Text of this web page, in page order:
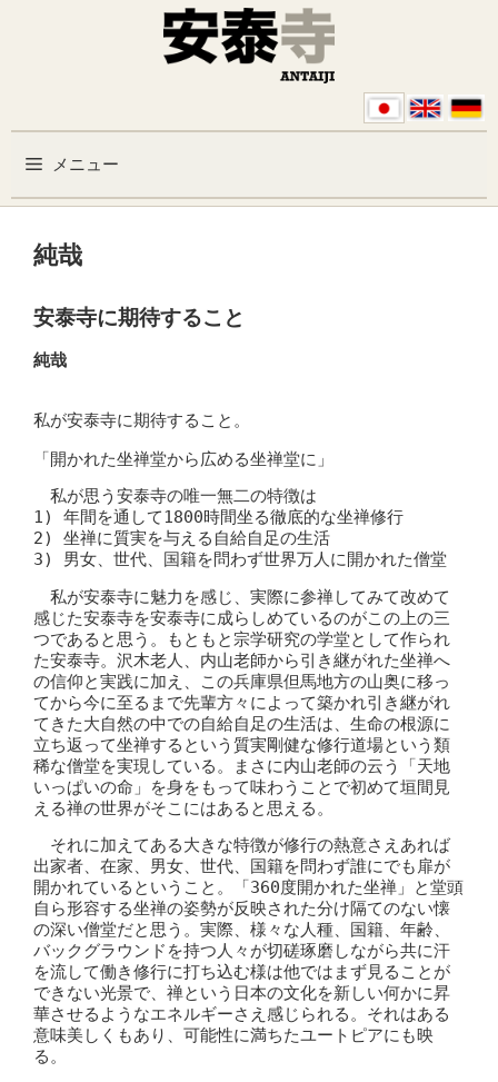
コンテンツへスキップ
メニュー
純哉
安泰寺に期待すること
純哉
私が安泰寺に期待すること。
「開かれた坐禅堂から広める坐禅堂に」
私が思う安泰寺の唯一無二の特徴は
1) 年間を通して1800時間坐る徹底的な坐禅修行
2) 坐禅に質実を与える自給自足の生活
3) 男女、世代、国籍を問わず世界万人に開かれた僧堂
私が安泰寺に魅力を感じ、実際に参禅してみて改めて
感じた安泰寺を安泰寺に成らしめているのがこの上の三
つであると思う。もともと宗学研究の学堂として作られ
た安泰寺。沢木老人、内山老師から引き継がれた坐禅へ
の信仰と実践に加え、この兵庫県但馬地方の山奥に移っ
てから今に至るまで先輩方々によって築かれ引き継がれ
てきた大自然の中での自給自足の生活は、生命の根源に
立ち返って坐禅するという質実剛健な修行道場という類
稀な僧堂を実現している。まさに内山老師の云う「天地
いっぱいの命」を身をもって味わうことで初めて垣間見
える禅の世界がそこにはあると思える。
それに加えてある大きな特徴が修行の熱意さえあれば
出家者、在家、男女、世代、国籍を問わず誰にでも扉が
開かれているということ。「360度開かれた坐禅」と堂頭
自ら形容する坐禅の姿勢が反映された分け隔てのない懐
の深い僧堂だと思う。実際、様々な人種、国籍、年齢、
バックグラウンドを持つ人々が切磋琢磨しながら共に汗
を流して働き修行に打ち込む様は他ではまず見ることが
できない光景で、禅という日本の文化を新しい何かに昇
華させるようなエネルギーさえ感じられる。それはある
意味美しくもあり、可能性に満ちたユートピアにも映
る。